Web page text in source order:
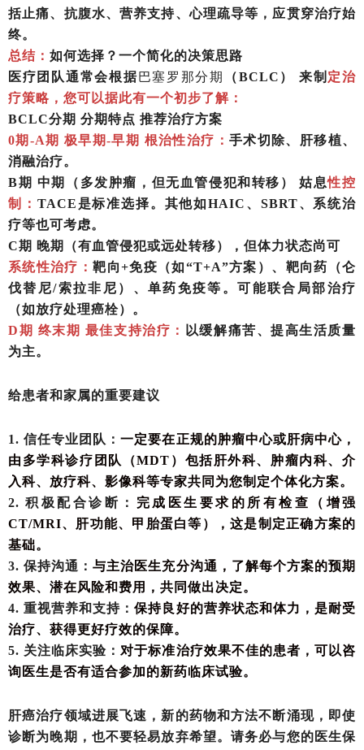
括止痛、抗腹水、营养支持、心理疏导等，应贯穿治疗始
终。
总结： 如何选择？一个简化的决策思路
医疗团队通常会根据巴塞罗那分期 （BCLC） 来制 定治
疗策略，您可以据此有一个初步了解：
BCLC分期 分期特点 推荐治疗方案
0期-A期 极早期-早期 根治性治疗： 手术切除、肝移植、
消融治疗。
B期 中期（多发肿瘤，但无血管侵犯和转移） 姑息性控
制： TACE是标准选择。其他如HAIC、SBRT、系统治
疗等也可考虑。
C期 晚期（有血管侵犯或远处转移），但体力状态尚可
系统性治疗：靶向+免疫（如“T+A”方案）、靶向药（仑
伐替尼/索拉非尼）、单药免疫等。可能联合局部治疗
（如放疗处理癌栓）。
D期 终末期 最佳支持治疗：
以缓解痛苦、提高生活质量
为主。
给患者和家属的重要建议
1. 信任专业团队：一定要在正规的肿瘤中心或肝病中心，
由多学科诊疗团队（MDT）包括肝外科、肿瘤内科、介
入科、放疗科、影像科等专家共同为您制定个体化方案。
2. 积极配合诊断： 完成医生要求的所有检查（增强
CT/MRI、肝功能、甲胎蛋白等），这是制定正确方案的
基础。
3. 保持沟通：与主治医生充分沟通，了解每个方案的预期
效果、潜在风险和费用，共同做出决定。
4. 重视营养和支持：保持良好的营养状态和体力，是耐受
治疗、获得更好疗效的保障。
5. 关注临床实验： 对于标准治疗效果不佳的患者，可以咨
询医生是否有适合参加的新药临床试验。
肝癌治疗领域进展飞速，新的药物和方法不断涌现，即使
诊断为晚期，也不要轻易放弃希望。请务必与您的医生保